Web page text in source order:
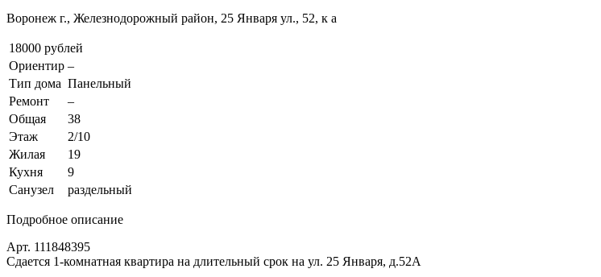
Воронеж г., Железнодорожный район, 25 Января ул., 52, к а
18000 рублей
Ориентир –
Тип дома Панельный
Ремонт
–
Общая
38
Этаж
2/10
Жилая
19
Кухня
9
Санузел
раздельный
Подробное описание
Арт. 111848395
Сдается 1-комнатная квартира на длительный срок на ул. 25 Января, д.52А